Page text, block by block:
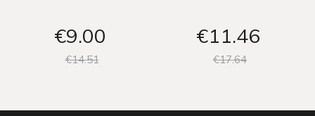
€9 00
€1451
€11 46
€1764